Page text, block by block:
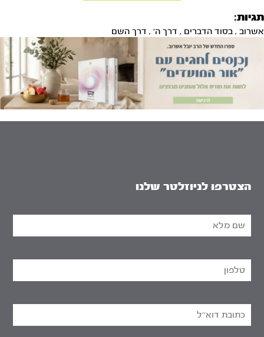
תגיות:
אשרוב , בסוד הדברים , דרך ה' , דרך השם
הצטרפו לניוזלטר שלנו